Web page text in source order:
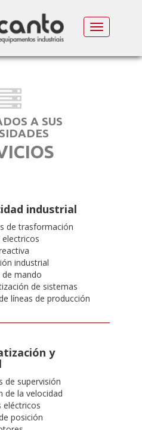
MENU
A SUS
industrial
de trasformación
electricos
industrial
de mando
de sistemas
líneas de producción
y
de supervisión
de la velocidad
eléctricos
posición